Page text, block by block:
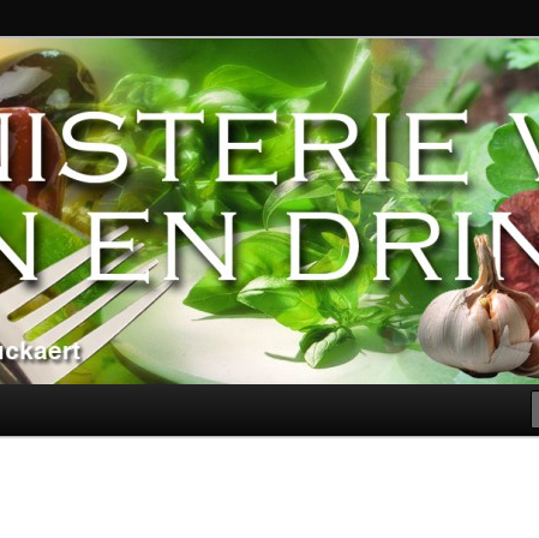
en Drinken
genoegens…